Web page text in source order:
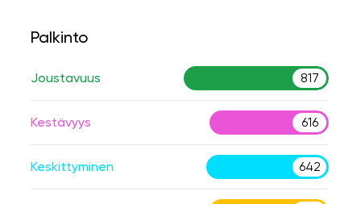
Palkinto
Joustavuus 817
Kestävyys 616
Keskittyminen 642